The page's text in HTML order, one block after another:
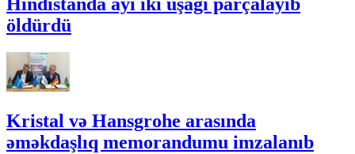
Hindistanda ayı iki uşağı parçalayıb
öldürdü
Kristal və Hansgrohe arasında
əməkdaşlıq memorandumu imzalanıb